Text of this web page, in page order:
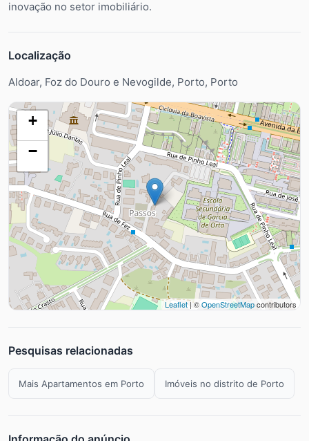
inovação no setor imobiliário.
Localização
Aldoar, Foz do Douro e Nevogilde, Porto, Porto
+
−
Leaflet| ©OpenStreetMapcontributors
Pesquisas relacionadas
Mais Apartamentos em Porto Imóveis no distrito de Porto